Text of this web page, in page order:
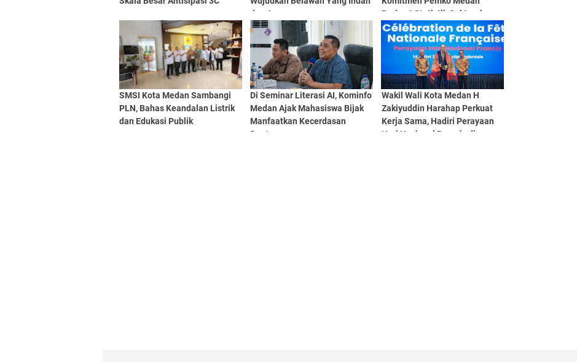
dan Aman
Perkuat Statistik Sektoral
Lewat EPSS
SMSI Kota Medan Sambangi
PLN, Bahas Keandalan Listrik
dan Edukasi Publik
Di Seminar Literasi AI, Kominfo
Medan Ajak Mahasiswa Bijak
Manfaatkan Kecerdasan
Buatan
Wakil Wali Kota Medan H
Zakiyuddin Harahap Perkuat
Kerja Sama, Hadiri Perayaan
Hari Nasional Prancis di